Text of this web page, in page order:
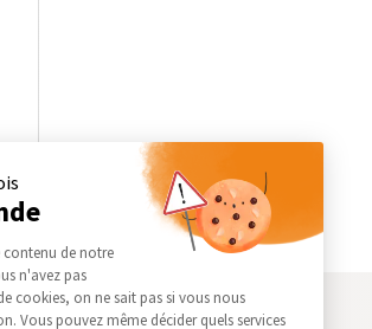
du Consentement :
contenu de notre
n'avez pas
cookies, on ne sait pas si vous nous
Vous pouvez même décider quels services
consent